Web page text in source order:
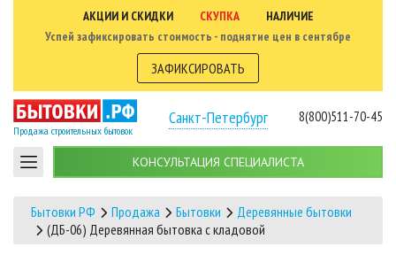
АКЦИИ И СКИДКИ СКУПКА
НАЛИЧИЕ
Успей зафиксировать стоимость - поднятие цен в сентябре
ЗАФИКСИРОВАТЬ
Продажа строительных бытовок
Санкт-Петербург 8(800)511-70-45
КОНСУЛЬТАЦИЯ СПЕЦИАЛИСТА
Бытовки РФ Продажа Бытовки
Деревянные бытовки
(ДБ-06) Деревянная бытовка с кладовой